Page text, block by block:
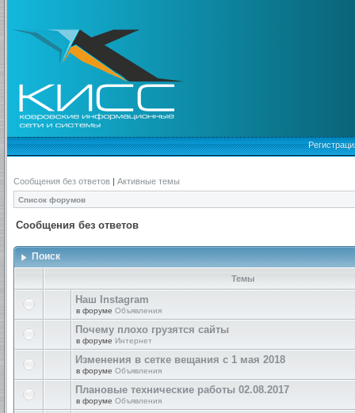
Сообщения без ответов | Активные темы
Список форумов
Сообщения без ответов
Поиск
Темы
Наш Instagram
в форуме Объявления
Почему плохо грузятся сайты
в форуме Интернет
Изменения в сетке вещания с 1 мая 2018
в форуме Объявления
Плановые технические работы 02.08.2017
в форуме Объявления